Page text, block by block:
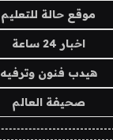
موقع حالة للتعليم
اخبار 24 ساعة
هيدب فنون وترفيه
صحيفة العالم